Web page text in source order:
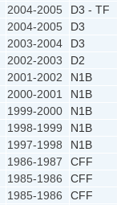
2004-2005
D3 - TF
2004-2005
D3
2003-2004
D3
2002-2003
D2
2001-2002
N1B
2000-2001
N1B
1999-2000
N1B
1998-1999
N1B
1997-1998
N1B
1986-1987
CFF
1985-1986
CFF
1985-1986
CFF